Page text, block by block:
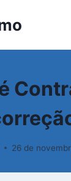
26 de